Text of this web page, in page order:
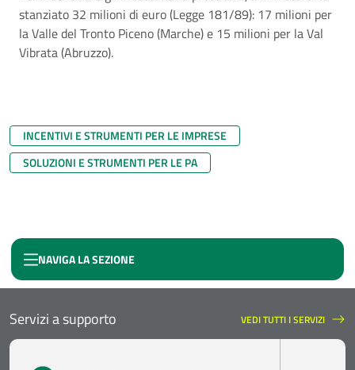
stanziato 32 milioni di euro (Legge 181/89): 17 milioni per
la Valle del Tronto Piceno (Marche) e 15 milioni per la Val
Vibrata (Abruzzo).
INCENTIVI E STRUMENTI PER LE IMPRESE
SOLUZIONI E STRUMENTI PER LE PA
NAVIGA LA SEZIONE
RILANCIAMO LE AREE DI CRISI INDUSTRIALE
Servizi a supporto VEDI TUTTI I SERVIZI
SERVIZI A SUPPORTO